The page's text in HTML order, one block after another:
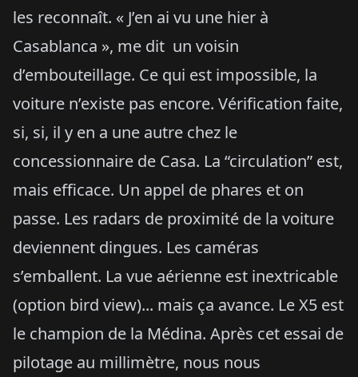
les reconnaît. « J’en ai vu une hier à
Casablanca », me dit un voisin
d’embouteillage. Ce qui est impossible, la
voiture n’existe pas encore. Vérification faite,
si, si, il y en a une autre chez le
concessionnaire de Casa. La “circulation” est,
mais efficace. Un appel de phares et on
passe. Les radars de proximité de la voiture
deviennent dingues. Les caméras
s’emballent. La vue aérienne est inextricable
(option bird view)... mais ça avance. Le X5 est
le champion de la Médina. Après cet essai de
pilotage au millimètre, nous nous